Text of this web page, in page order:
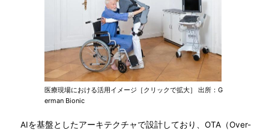
医療現場における活用イメージ［クリックで拡大］ 出所：G
erman Bionic
AIを基盤としたアーキテクチャで設計しており、OTA（Over-